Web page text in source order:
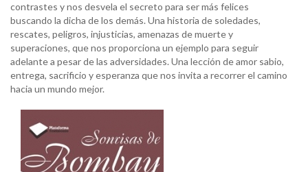
contrastes y nos desvela el secreto para ser más felices
buscando la dicha de los demás. Una historia de soledades,
rescates, peligros, injusticias, amenazas de muerte y
superaciones, que nos proporciona un ejemplo para seguir
adelante a pesar de las adversidades. Una lección de amor sabio,
entrega, sacrificio y esperanza que nos invita a recorrer el camino
hacia un mundo mejor.